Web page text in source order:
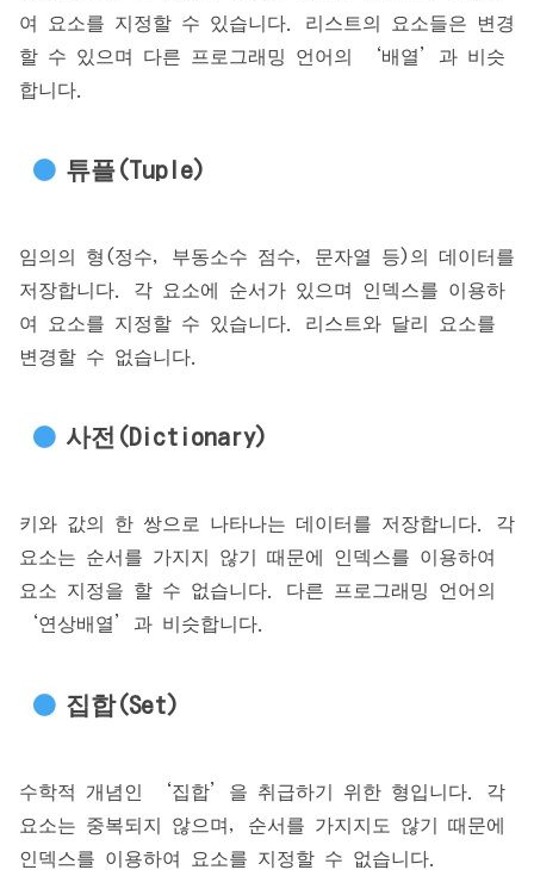
여 요소를 지정할 수 있습니다. 리스트의 요소들은 변경
할 수 있으며 다른 프로그래밍 언어의 ‘배열’과 비슷
합니다.
튜플(Tuple)
임의의 형(정수, 부동소수 점수, 문자열 등)의 데이터를
저장합니다. 각 요소에 순서가 있으며 인덱스를 이용하
여 요소를 지정할 수 있습니다. 리스트와 달리 요소를
변경할 수 없습니다.
사전(Dictionary)
키와 값의 한 쌍으로 나타나는 데이터를 저장합니다. 각
요소는 순서를 가지지 않기 때문에 인덱스를 이용하여
요소 지정을 할 수 없습니다. 다른 프로그래밍 언어의
‘연상배열’과 비슷합니다.
집합(Set)
수학적 개념인 ‘집합’을 취급하기 위한 형입니다. 각
요소는 중복되지 않으며, 순서를 가지지도 않기 때문에
인덱스를 이용하여 요소를 지정할 수 없습니다.